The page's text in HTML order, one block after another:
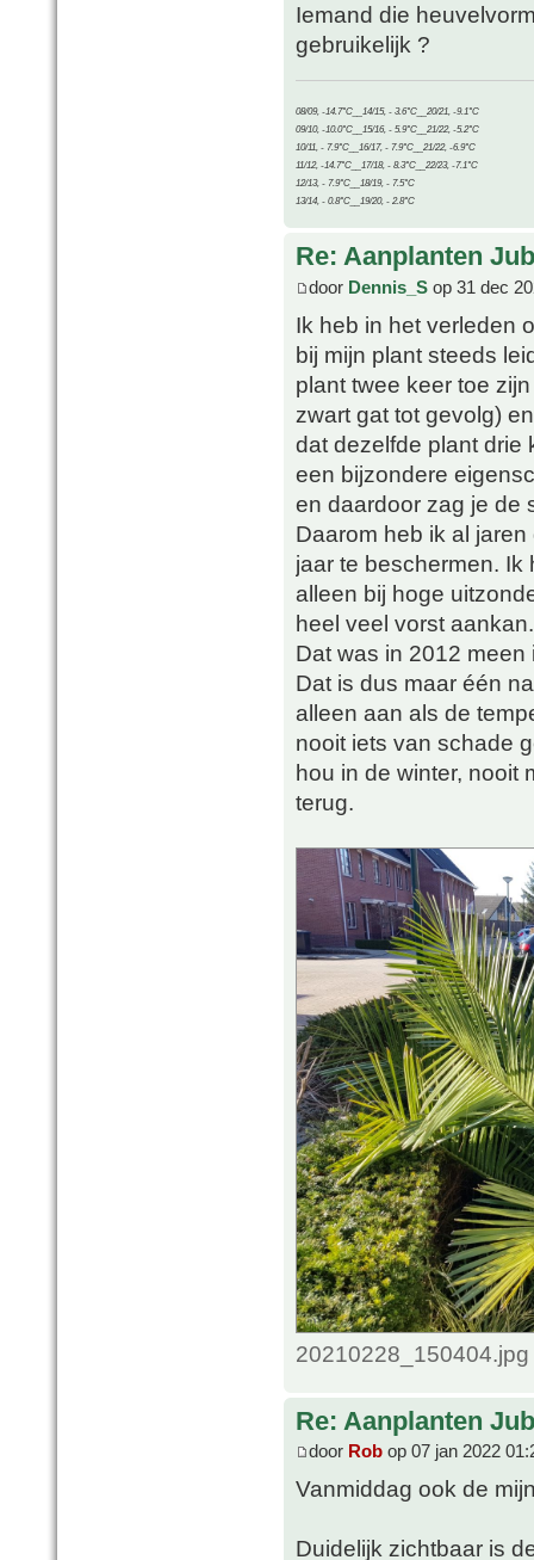
Iemand die
gebruikelijk ?
08/09, -14.7°C__14/15, - 3.6°C__20/21, -9.1°C
09/10, -10.0°C__15/16, - 5.9°C__21/22, -5.2°C
10/11, - 7.9°C__16/17, - 7.9°C__21/22, -6.9°C
11/12, -14.7°C__17/18, - 8.3°C__22/23, -7.1°C
12/13, - 7.9°C__18/19, - 7.5°C
13/14, - 0.8°C__19/20, - 2.8°C
Re: Aanplanten
door Dennis_S op 31 dec
Ik heb in het verleden
bij mijn plant steeds
plant twee keer toe
zwart gat tot gevolg)
dat dezelfde plant drie
een bijzondere
en daardoor zag je de
Daarom heb ik al
jaar te beschermen.
alleen bij hoge
heel veel vorst
Dat was in 2012
Dat is dus maar één
alleen aan als de
nooit iets van schade
hou in de winter, nooit
terug.
Re: Aanplanten
door Rob op 07 jan 2022
Vanmiddag ook de
Duidelijk zichtbaar is